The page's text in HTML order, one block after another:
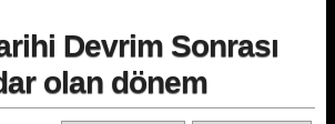
Devrim Sonrası
olan dönem